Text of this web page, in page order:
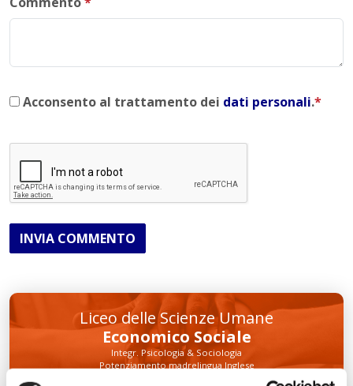
Acconsento al trattamento dei dati personali.*
INVIA COMMENTO
Liceo delle Scienze Umane
Economico Sociale
Integr. Psicologia & Sociologia
Potenziamento madrelingua Inglese